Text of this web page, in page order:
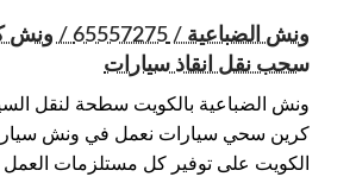
ونش الضباعية /
سحب نقل انقاذ سيارات
ونش الضباعية بالكويت سطحة لنقل
كرين سحي سيارات نعمل في ونش
الكويت على توفير كل مستلزمات العمل